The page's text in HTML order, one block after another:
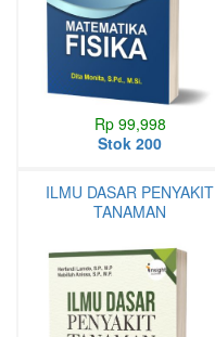
Rp 99,998
Stok 200
ILMU DASAR PENYAKIT
TANAMAN